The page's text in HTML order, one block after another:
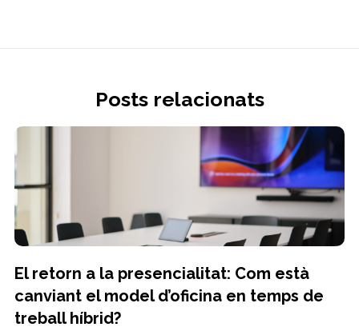
Posts relacionats
El retorn a la presencialitat: Com està
canviant el model d’oficina en temps de
treball híbrid?